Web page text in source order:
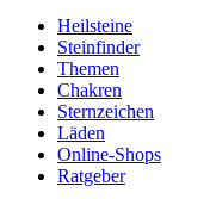
Heilsteine
Steinfinder
Themen
Chakren
Sternzeichen
Läden
Online-Shops
Ratgeber